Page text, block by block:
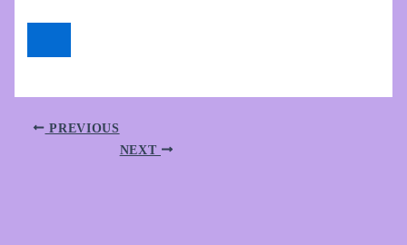
PREVIOUS
NEXT